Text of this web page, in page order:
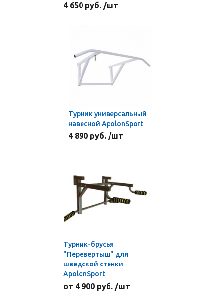
4 650 руб. /шт
Турник универсальный
навесной ApolonSport
4 890 руб. /шт
Турник-брусья
"Перевертыш" для
шведской стенки
ApolonSport
от 4 900 руб. /шт